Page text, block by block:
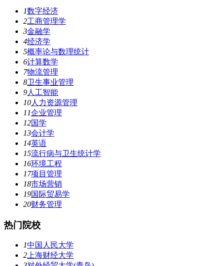
1数字经济
2工商管理学
3金融学
4经济学
5概率论与数理统计
6计算数学
7物流管理
8卫生事业管理
9人工智能
10人力资源管理
11企业管理
12国学
13会计学
14英语
15流行病与卫生统计学
16环境工程
17项目管理
18市场营销
19国际贸易学
20财务管理
热门院校
1中国人民大学
2 上海财经大学